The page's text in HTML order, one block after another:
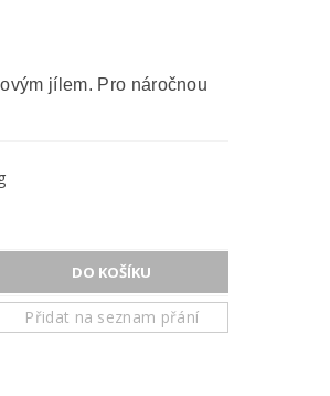
jílem. Pro náročnou
Přidat na seznam přání